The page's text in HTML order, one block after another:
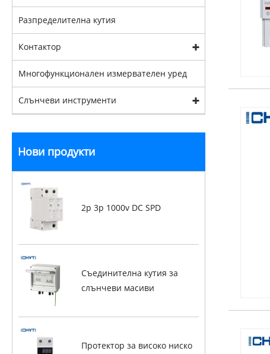
Разпределителна кутия
Контактор
Многофункционален измервателен уред
Слънчеви инструменти
Нови продукти
2p 3p 1000v DC SPD
Съединителна кутия за
слънчеви масиви
Протектор за високо ниско